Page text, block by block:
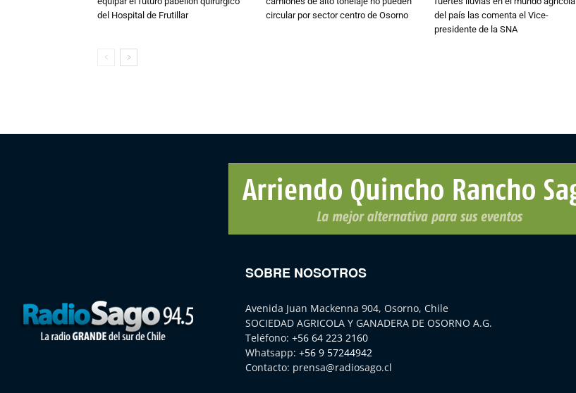
del Hospital de Frutillar
circular por sector centro de Osorno
del país las comenta el Vice-
presidente de la SNA
SOBRE NOSOTROS
Avenida Juan Mackenna 904, Osorno, Chile
SOCIEDAD AGRICOLA Y GANADERA DE OSORNO A.G.
Teléfono: +56 64 223 2160
Whatsapp: +56 9 57244942
Contacto: prensa@radiosago.cl